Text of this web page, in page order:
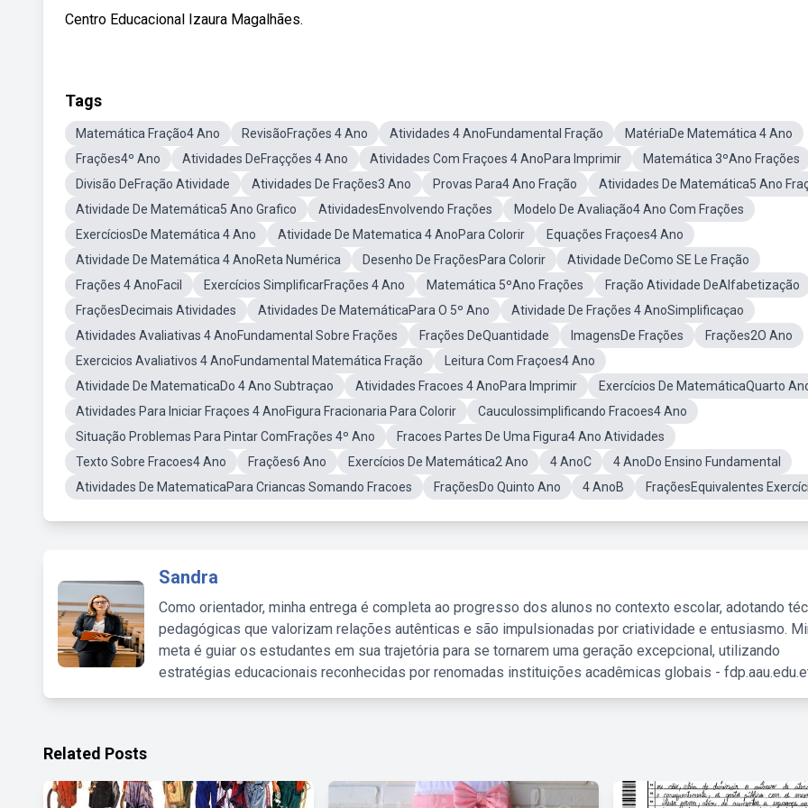
Centro Educacional Izaura Magalhães.
Tags
Matemática Fração4 Ano RevisãoFrações 4 Ano Atividades 4 AnoFundamental Fração
MatériaDe Matemática 4 Ano
Frações4º Ano
Atividades DeFraçções 4 Ano Atividades Com Fraçoes 4 AnoPara Imprimir
Matemática 3ºAno Frações
Divisão DeFração Atividade
Atividades De Frações3 Ano Provas Para4 Ano Fração
Atividades De Matemática5 Ano
Atividade De Matemática5 Ano Grafico
AtividadesEnvolvendo Frações
Modelo De Avaliação4 Ano Com Frações
ExercíciosDe Matemática 4 Ano
Atividade De Matematica 4 AnoPara Colorir
Equações Fraçoes4 Ano
Atividade De Matemática 4 AnoReta Numérica
Desenho De FraçõesPara Colorir
Atividade DeComo SE Le Fração
Frações 4 AnoFacil
Exercícios SimplificarFrações 4 Ano Matemática 5ºAno Frações
Fração Atividade DeAlfabetização
FraçõesDecimais Atividades
Atividades De MatemáticaPara O 5º Ano
Atividade De Frações 4 AnoSimplificaçao
Atividades Avaliativas 4 AnoFundamental Sobre Frações
Frações DeQuantidade ImagensDe Frações
Frações2O Ano
Exercicios Avaliativos 4 AnoFundamental Matemática Fração
Leitura Com Fraçoes4 Ano
Atividade De MatematicaDo 4 Ano Subtraçao
Atividades Fracoes 4 AnoPara Imprimir
Exercícios De MatemáticaQuarto
Atividades Para Iniciar Fraçoes 4 AnoFigura Fracionaria Para Colorir
Cauculossimplificando Fracoes4 Ano
Situação Problemas Para Pintar ComFrações 4º Ano
Fracoes Partes De Uma Figura4 Ano Atividades
Texto Sobre Fracoes4 Ano
Frações6 Ano Exercícios De Matemática2 Ano 4 AnoC
4 AnoDo Ensino Fundamental
Atividades De MatematicaPara Criancas Somando Fracoes
FraçõesDo Quinto Ano 4 AnoB FraçõesEquivalentes
Sandra
Como orientador, minha entrega é completa ao progresso dos alunos no contexto escolar, adotando
pedagógicas que valorizam relações autênticas e são impulsionadas por criatividade e entusiasmo.
meta é guiar os estudantes em sua trajetória para se tornarem uma geração excepcional, utilizando
estratégias educacionais reconhecidas por renomadas instituições acadêmicas globais -
Related Posts